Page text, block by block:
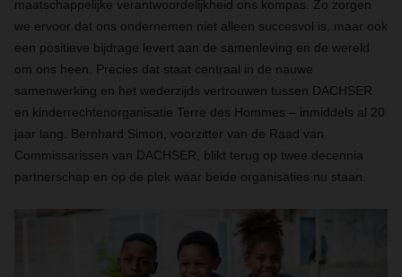
maatschappelijke verantwoordelijkheid ons kompas. Zo zorgen
we ervoor dat ons ondernemen niet alleen succesvol is, maar ook
een positieve bijdrage levert aan de samenleving en de wereld
om ons heen. Precies dat staat centraal in de nauwe
samenwerking en het wederzijds vertrouwen tussen DACHSER
en kinderrechtenorganisatie Terre des Hommes – inmiddels al 20
jaar lang. Bernhard Simon, voorzitter van de Raad van
Commissarissen van DACHSER, blikt terug op twee decennia
partnerschap en op de plek waar beide organisaties nu staan.